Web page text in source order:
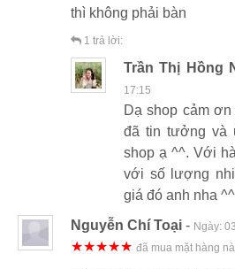
thì không phải bàn
1 trả lời:
Trần Thị Hồng
17:15
Dạ shop cảm
đã tin tưởng và
shop ạ ^^. Với
với số lượng
giá đó anh nha ^^
Nguyễn Chí Toại - Ngày:
★★★★★ đã mua mặt hàng